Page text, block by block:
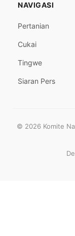
NAVIGASI
Pertanian
Cukai
Tingwe
Siaran Pers
© 2026 Komite